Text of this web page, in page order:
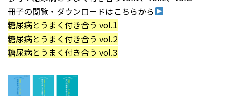
冊子の閲覧・ダウンロードはこちらから
糖尿病とうまく付き合う vol.1
糖尿病とうまく付き合う vol.2
糖尿病とうまく付き合う vol.3